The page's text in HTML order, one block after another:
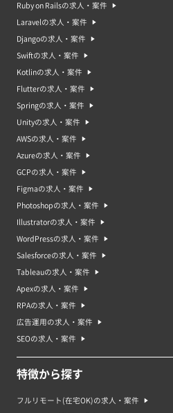
Ruby on Railsの求人・案件
Laravelの求人・案件
Djangoの求人・案件
Swiftの求人・案件
Kotlinの求人・案件
Flutterの求人・案件
Springの求人・案件
Unityの求人・案件
AWSの求人・案件
Azureの求人・案件
GCPの求人・案件
Figmaの求人・案件
Photoshopの求人・案件
Illustratorの求人・案件
WordPressの求人・案件
Salesforceの求人・案件
Tableauの求人・案件
Apexの求人・案件
RPAの求人・案件
広告運用の求人・案件
SEOの求人・案件
特徴から探す
フルリモート(在宅OK)の求人・案件